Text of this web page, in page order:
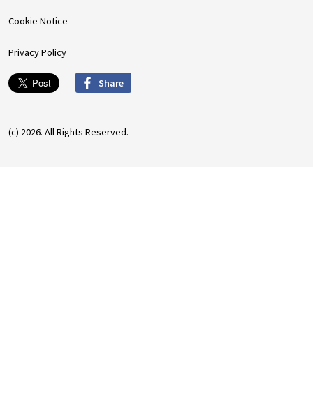
Cookie Notice
Privacy Policy
Share
(c) 2026. All Rights Reserved.